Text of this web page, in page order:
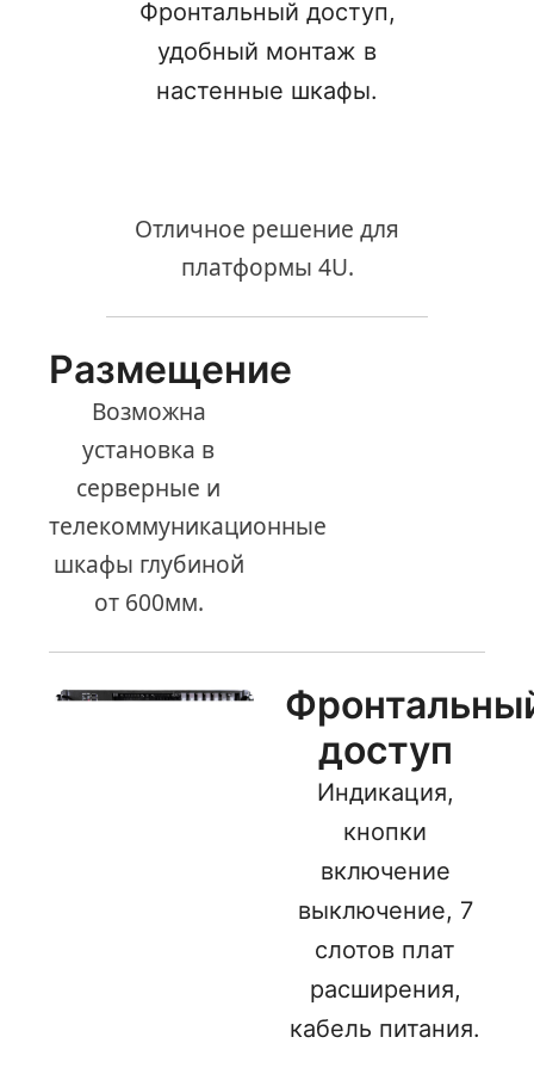
Фронтальный доступ,
удобный монтаж в
настенные шкафы.
Отличное решение для
платформы 4U.
Размещение
Возможна
установка в
серверные и
телекоммуникационные
шкафы глубиной
от 600мм.
доступ
Индикация,
кнопки
включение
выключение, 7
слотов плат
расширения,
кабель питания.